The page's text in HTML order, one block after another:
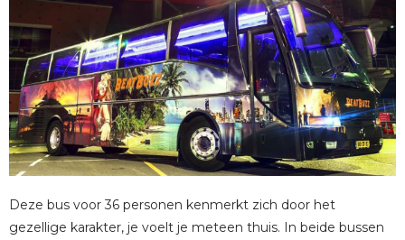
Deze bus voor 36 personen kenmerkt zich door het
gezellige karakter, je voelt je meteen thuis. In beide bussen